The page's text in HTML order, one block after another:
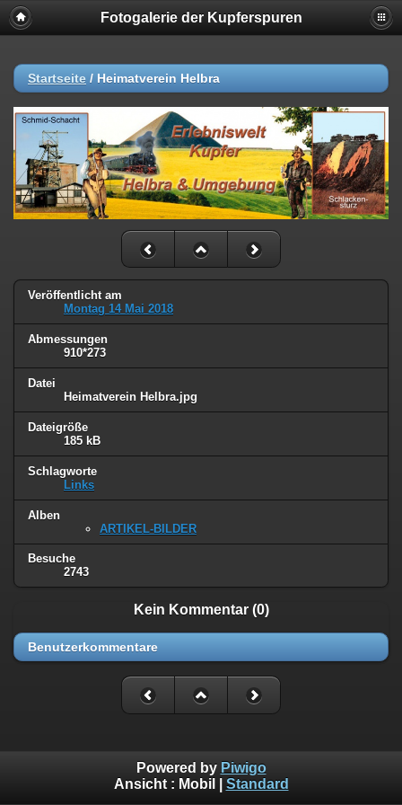
Fotogalerie der Kupferspuren
Startseite / Heimatverein Helbra
Veröffentlicht am
Montag 14 Mai 2018
Abmessungen
910*273
Datei
Heimatverein Helbra.jpg
Dateigröße
185 kB
Schlagworte
Links
Alben
ARTIKEL-BILDER
Besuche
2743
Kein Kommentar (0)
Benutzerkommentare
Powered by Piwigo
Ansicht : Mobil Standard